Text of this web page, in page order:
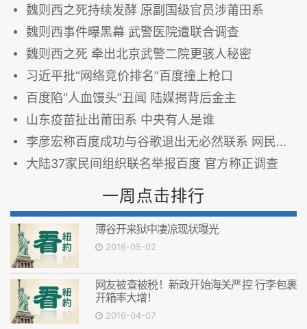
魏则西之死持续发酵 原副国级官员涉莆田系
魏则西事件曝黑幕 武警医院遭联合调查
魏则西之死 牵出北京武警二院更骇人秘密
习近平批“网络竞价排名”百度撞上枪口
百度陷“人血馒头”丑闻 陆媒揭背后金主
山东疫苗扯出莆田系 中央有人是谁
李彦宏称百度成功与谷歌退出无必然联系 网民质疑
大陆37家民间组织联名举报百度 官方称正调查
一周点击排行
薄谷开来狱中凄凉现状曝光
2016-05-02
网友被查被税！新政开始海关严控 行李包裹
开箱率大增！
2016-04-07